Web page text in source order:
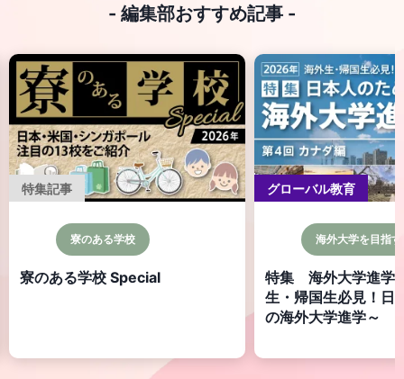
- 編集部おすすめ記事 -
特集記事
寮のある学校
寮のある学校 Special
グローバル教育
海外大学を目指
特集 海外大学進学
生・帰国生必見！日
の海外大学進学～